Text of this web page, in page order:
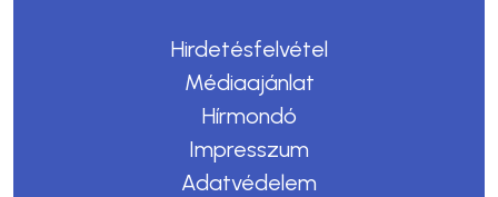
Hirdetésfelvétel
Médiaajánlat
Hírmondó
Impresszum
Adatvédelem